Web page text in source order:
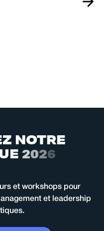
Z NOTRE
E 2026
et workshops pour
et leadership